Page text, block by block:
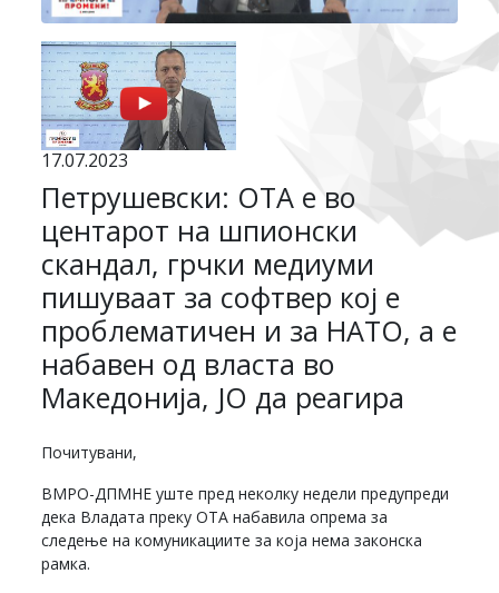
17.07.2023
Петрушевски: ОТА е во
центарот на шпионски
скандал, грчки медиуми
пишуваат за софтвер кој е
проблематичен и за НАТО, а е
набавен од власта во
Македонија, ЈО да реагира
Почитувани,
ВМРО-ДПМНЕ уште пред неколку недели предупреди
дека Владата преку ОТА набавила опрема за
следење на комуникациите за која нема законска
рамка.